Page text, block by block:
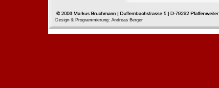
Design & Programmierung: Andreas Berger